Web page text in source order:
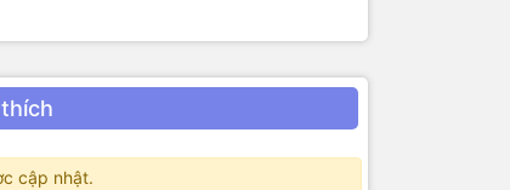
cập nhật.